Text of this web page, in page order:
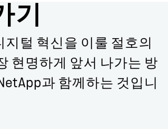
기
털 혁신을 이룰 절호의
현명하게 앞서 나가는 방
과 함께하는 것입니